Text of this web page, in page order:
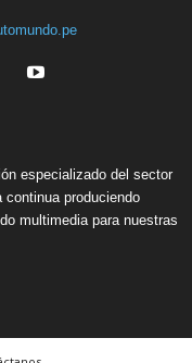
especializado del sector
continua produciendo
multimedia para nuestras